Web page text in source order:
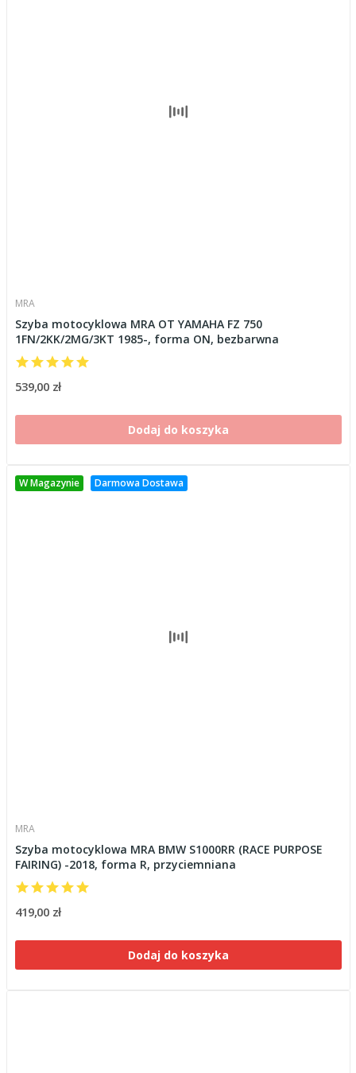
MRA
Szyba motocyklowa MRA OT YAMAHA FZ 750
1FN/2KK/2MG/3KT 1985-, forma ON, bezbarwna
539,00 zł
Dodaj do koszyka
W Magazynie Darmowa Dostawa
MRA
Szyba motocyklowa MRA BMW S1000RR (RACE PURPOSE
FAIRING) -2018, forma R, przyciemniana
419,00 zł
Dodaj do koszyka